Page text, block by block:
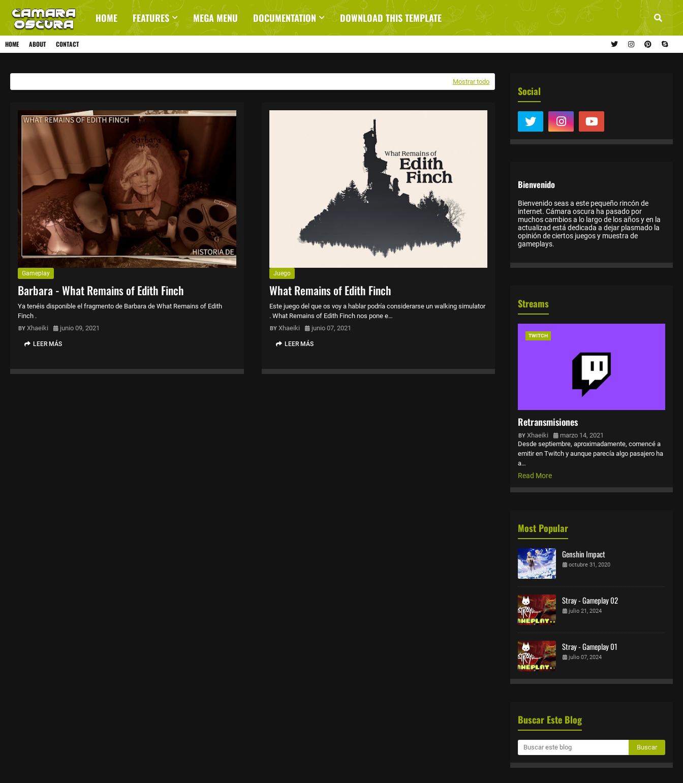
HOME FEATURES MEGA MENU DOCUMENTATION DOWNLOAD THIS TEMPLATE
HOME ABOUT CONTACT
Mostrar todo
Gameplay
Barbara - What Remains of Edith Finch
Ya tenéis disponible el fragmento de Barbara de What Remains of Edith
Finch .
Xhaeiki
junio 09, 2021
LEER MÁS
Juego
What Remains of Edith Finch
Este juego del que os voy a hablar podría considerarse un walking simulator
. What Remains of Edith Finch nos pone e…
Xhaeiki
junio 07, 2021
LEER MÁS
Social
Bienvenido
Bienvenido seas a este pequeño rincón de
internet. Cámara oscura ha pasado por
muchos cambios a lo largo de los años y en la
actualizad está dedicada a dejar plasmado la
opinión de ciertos juegos y muestra de
gameplays.
Streams
TWITCH
Retransmisiones
Xhaeiki
marzo 14, 2021
Desde septiembre, aproximadamente, comencé a
emitir en Twitch y aunque parecía algo pasajero ha
a…
Read More
Most Popular
Genshin Impact
octubre 31, 2020
Stray - Gameplay 02
julio 21, 2024
Stray - Gameplay 01
julio 07, 2024
Buscar Este Blog